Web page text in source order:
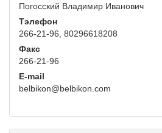
Погосский Владимир Иванович
Тэлефон
266-21-96, 80296618208
Факс
266-21-96
E-mail
belbikon@belbikon.com